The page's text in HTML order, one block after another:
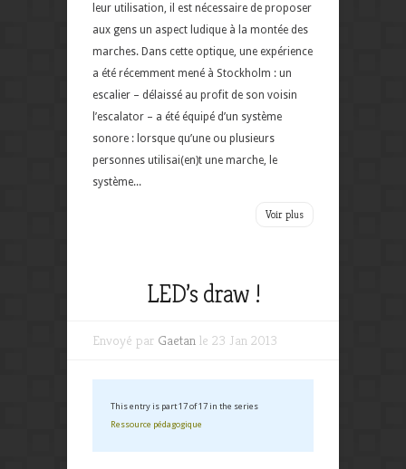
leur utilisation, il est nécessaire de proposer
aux gens un aspect ludique à la montée des
marches. Dans cette optique, une expérience
a été récemment mené à Stockholm : un
escalier – délaissé au profit de son voisin
l’escalator – a été équipé d’un système
sonore : lorsque qu’une ou plusieurs
personnes utilisai(en)t une marche, le
système...
Voir plus
LED’s draw !
Envoyé par Gaetan le 23 Jan 2013
This entry is part 17 of 17 in the series
Ressource pédagogique